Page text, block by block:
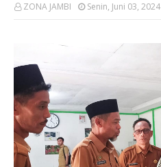
ZONA JAMBI Senin, Juni 03, 2024